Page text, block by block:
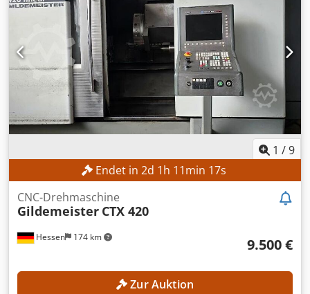
1 /9
Endet in 2d 1h 11min 15s
Hessen 174 km
CNC-Drehmaschine
Gildemeister CTX 420
9.500 €
Zur Auktion